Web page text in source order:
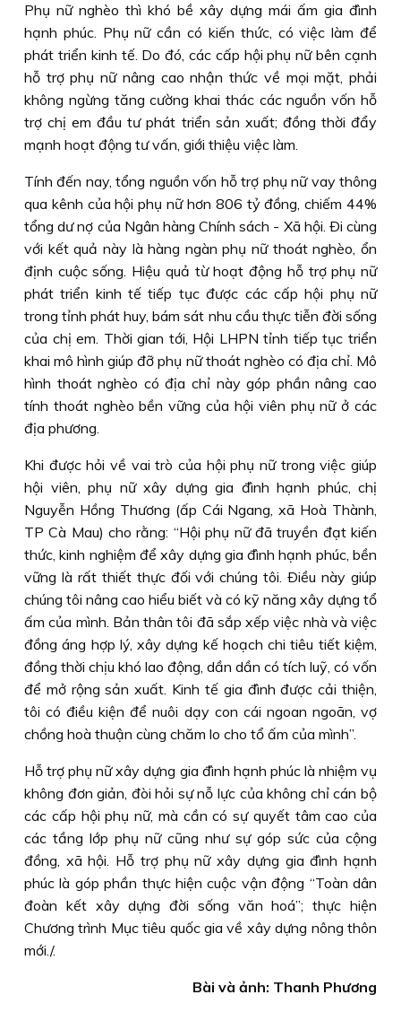
Phụ nữ nghèo thì khó bề xây dựng mái ấm gia đình
hạnh phúc. Phụ nữ cần có kiến thức, có việc làm để
phát triển kinh tế. Do đó, các cấp hội phụ nữ bên cạnh
hỗ trợ phụ nữ nâng cao nhận thức về mọi mặt, phải
không ngừng tăng cường khai thác các nguồn vốn hỗ
trợ chị em đầu tư phát triển sản xuất; đồng thời đẩy
mạnh hoạt động tư vấn, giới thiệu việc làm.
Tính đến nay, tổng nguồn vốn hỗ trợ phụ nữ vay thông
qua kênh của hội phụ nữ hơn 806 tỷ đồng, chiếm 44%
tổng dư nợ của Ngân hàng Chính sách - Xã hội. Ði cùng
với kết quả này là hàng ngàn phụ nữ thoát nghèo, ổn
định cuộc sống. Hiệu quả từ hoạt động hỗ trợ phụ nữ
phát triển kinh tế tiếp tục được các cấp hội phụ nữ
trong tỉnh phát huy, bám sát nhu cầu thực tiễn đời sống
của chị em. Thời gian tới, Hội LHPN tỉnh tiếp tục triển
khai mô hình giúp đỡ phụ nữ thoát nghèo có địa chỉ. Mô
hình thoát nghèo có địa chỉ này góp phần nâng cao
tính thoát nghèo bền vững của hội viên phụ nữ ở các
địa phương.
Khi được hỏi về vai trò của hội phụ nữ trong việc giúp
hội viên, phụ nữ xây dựng gia đình hạnh phúc, chị
Nguyễn Hồng Thương (ấp Cái Ngang, xã Hoà Thành,
TP Cà Mau) cho rằng: “Hội phụ nữ đã truyền đạt kiến
thức, kinh nghiệm để xây dựng gia đình hạnh phúc, bền
vững là rất thiết thực đối với chúng tôi. Ðiều này giúp
chúng tôi nâng cao hiểu biết và có kỹ năng xây dựng tổ
ấm của mình. Bản thân tôi đã sắp xếp việc nhà và việc
đồng áng hợp lý, xây dựng kế hoạch chi tiêu tiết kiệm,
đồng thời chịu khó lao động, dần dần có tích luỹ, có vốn
để mở rộng sản xuất. Kinh tế gia đình được cải thiện,
tôi có điều kiện để nuôi dạy con cái ngoan ngoãn, vợ
chồng hoà thuận cùng chăm lo cho tổ ấm của mình”.
Hỗ trợ phụ nữ xây dựng gia đình hạnh phúc là nhiệm vụ
không đơn giản, đòi hỏi sự nỗ lực của không chỉ cán bộ
các cấp hội phụ nữ, mà cần có sự quyết tâm cao của
các tầng lớp phụ nữ cũng như sự góp sức của cộng
đồng, xã hội. Hỗ trợ phụ nữ xây dựng gia đình hạnh
phúc là góp phần thực hiện cuộc vận động “Toàn dân
đoàn kết xây dựng đời sống văn hoá”; thực hiện
Chương trình Mục tiêu quốc gia về xây dựng nông thôn
mới./.
Bài và ảnh: Thanh Phương